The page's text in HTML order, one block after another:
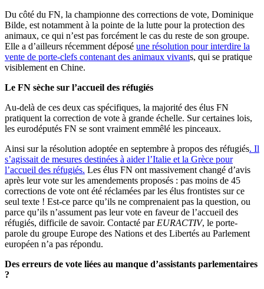
Du côté du FN, la championne des corrections de vote, Dominique
Bilde, est notamment à la pointe de la lutte pour la protection des
animaux, ce qui n’est pas forcément le cas du reste de son groupe.
Elle a d’ailleurs récemment déposé une résolution pour interdire la
vente de porte-clefs contenant des animaux vivants, qui se pratique
visiblement en Chine.
Le FN sèche sur l’accueil des réfugiés
Au-delà de ces deux cas spécifiques, la majorité des élus FN
pratiquent la correction de vote à grande échelle. Sur certaines lois,
les eurodéputés FN se sont vraiment emmêlé les pinceaux.
Ainsi sur la résolution adoptée en septembre à propos des réfugiés. Il
s’agissait de mesures destinées à aider l’Italie et la Grèce pour
l’accueil des réfugiés. Les élus FN ont massivement changé d’avis
après leur vote sur les amendements proposés : pas moins de 45
corrections de vote ont été réclamées par les élus frontistes sur ce
seul texte ! Est-ce parce qu’ils ne comprenaient pas la question, ou
parce qu’ils n’assument pas leur vote en faveur de l’accueil des
réfugiés, difficile de savoir. Contacté par EURACTIV, le porte-
parole du groupe Europe des Nations et des Libertés au Parlement
européen n’a pas répondu.
Des erreurs de vote liées au manque d’assistants parlementaires
?